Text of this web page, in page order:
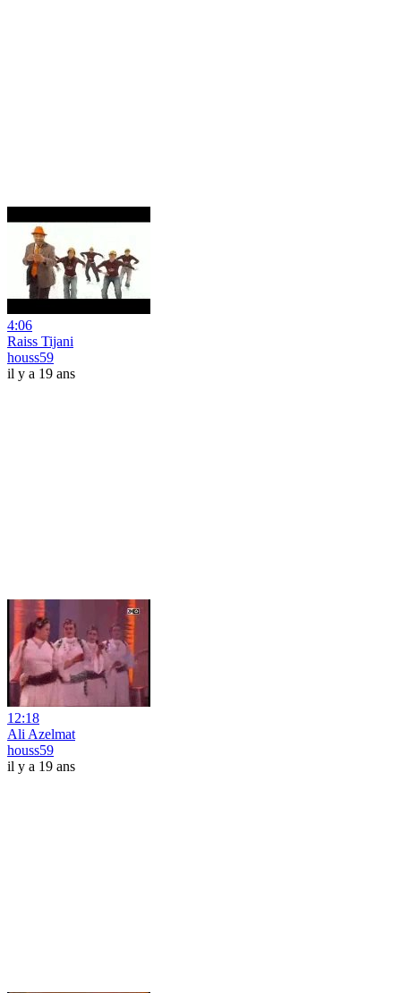
4:06
Raiss Tijani
houss59
il y a 19 ans
12:18
Ali Azelmat
houss59
il y a 19 ans